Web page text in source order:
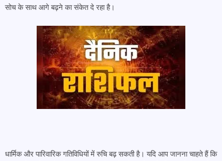
सोच के साथ आगे बढ़ने का संकेत दे रहा है।
धार्मिक और पारिवारिक गतिविधियों में रुचि बढ़ सकती है। यदि आप जानना चाहते हैं कि